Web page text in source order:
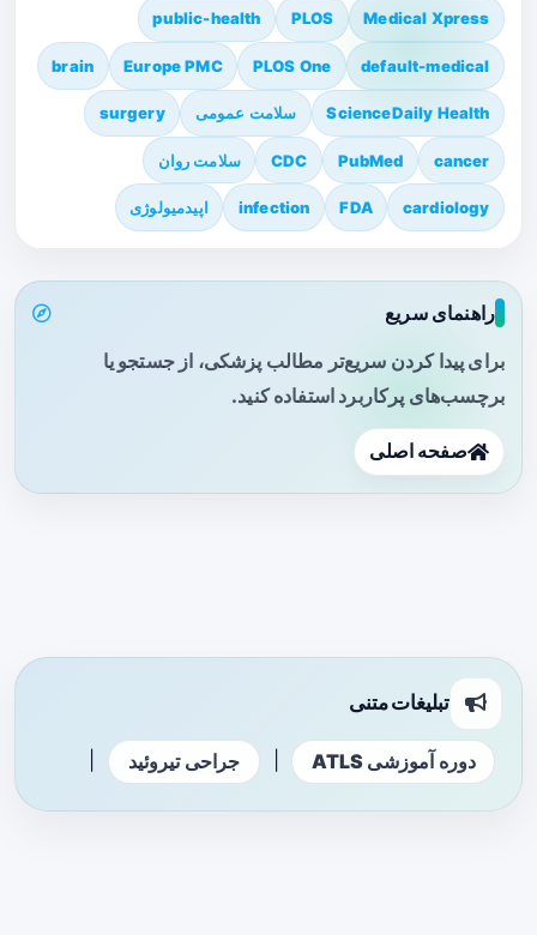
Medical Xpress
PLOS
public-health
default-medical
PLOS One
Europe PMC
brain
ScienceDaily Health سلامت عمومی surgery
cancer
PubMed
CDC سلامت روان
cardiology
FDA
infection اپیدمیولوژی
راهنمای سریع
برای پیدا کردن سریع‌تر مطالب پزشکی، از جستجو یا
برچسب‌های پرکاربرد استفاده کنید.
صفحه اصلی
تبلیغات متنی
دوره آموزشی ATLS جراحی تیروئید